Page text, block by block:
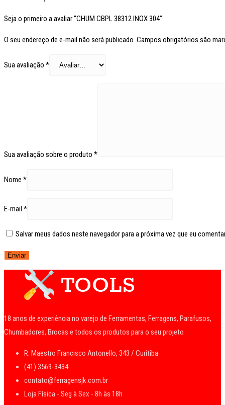
Seja o primeiro a avaliar “CHUM CBPL 38312 INOX 304”
O seu endereço de e-mail não será publicado. Campos obrigatórios são
Sua avaliação *
Sua avaliação sobre o produto *
Nome *
E-mail *
Salvar meus dados neste navegador para a próxima vez que eu
18 anos de experiência no varejo de Ferramentas, Ferragens, Parafusos,
Chumbadores, Brocas e todos os produtos para o seu projeto
R. Maestro Francisco Antonello, 343 / Curitiba
(41) 3569-3434
contato@ferragensjk.com.br
Loja Física - Seg à Sex - 8h às 18h